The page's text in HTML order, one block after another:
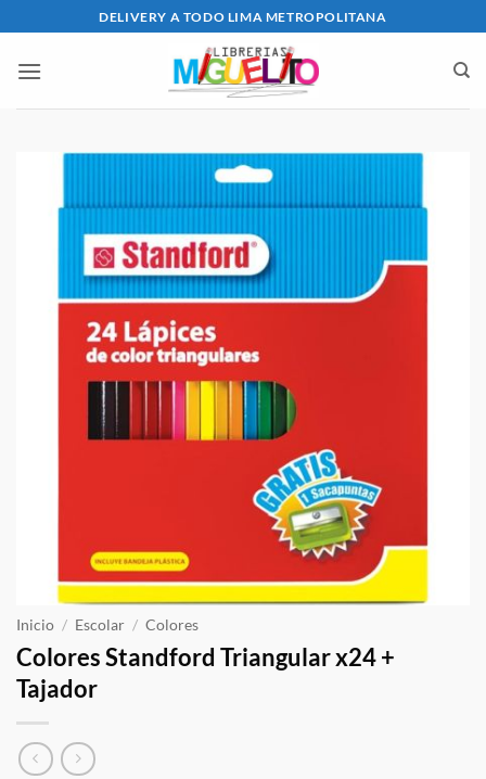
al
contenido
DELIVERY A TODO LIMA METROPOLITANA
Inicio / Escolar / Colores
Colores Standford Triangular x24 +
Tajador